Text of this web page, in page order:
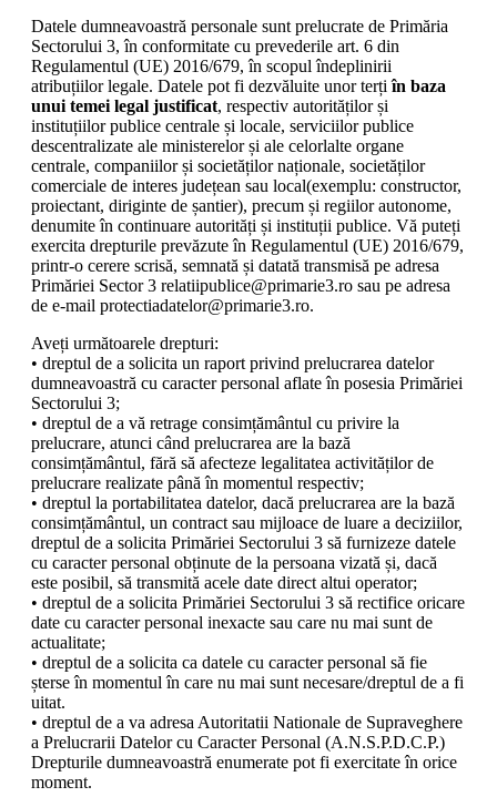
Datele dumneavoastră personale sunt prelucrate de Primăria
Sectorului 3, în conformitate cu prevederile art. 6 din
Regulamentul (UE) 2016/679, în scopul îndeplinirii
atribuțiilor legale. Datele pot fi dezvăluite unor terțiîn baza
unui temei legal justificat, respectiv autorităților și
instituțiilor publice centrale și locale, serviciilor publice
descentralizate ale ministerelor și ale celorlalte organe
centrale, companiilor și societăților naționale, societăților
comerciale de interes județean sau local(exemplu: constructor,
proiectant, diriginte de șantier), precum și regiilor autonome,
denumite în continuare autorități și instituții publice. Vă puteți
exercita drepturile prevăzute în Regulamentul (UE) 2016/679,
printr-o cerere scrisă, semnată și datată transmisă pe adresa
Primăriei Sector 3 relatiipublice@primarie3.ro sau pe adresa
de e-mail protectiadatelor@primarie3.ro.
Aveți următoarele drepturi:
• dreptul de a solicita un raport privind prelucrarea datelor
dumneavoastră cu caracter personal aflate în posesia Primăriei
Sectorului 3;
• dreptul de a vă retrage consimțământul cu privire la
prelucrare, atunci când prelucrarea are la bază
consimțământul, fără să afecteze legalitatea activităților de
prelucrare realizate până în momentul respectiv;
• dreptul la portabilitatea datelor, dacă prelucrarea are la bază
consimțământul, un contract sau mijloace de luare a deciziilor,
dreptul de a solicita Primăriei Sectorului 3 să furnizeze datele
cu caracter personal obținute de la persoana vizată și, dacă
este posibil, să transmită acele date direct altui operator;
• dreptul de a solicita Primăriei Sectorului 3 să rectifice oricare
date cu caracter personal inexacte sau care nu mai sunt de
actualitate;
• dreptul de a solicita ca datele cu caracter personal să fie
șterse în momentul în care nu mai sunt necesare/dreptul de a fi
uitat.
• dreptul de a va adresa Autoritatii Nationale de Supraveghere
a Prelucrarii Datelor cu Caracter Personal (A.N.S.P.D.C.P.)
Drepturile dumneavoastră enumerate pot fi exercitate în orice
moment.